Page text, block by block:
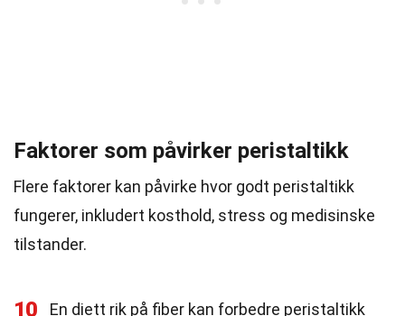
Faktorer som påvirker peristaltikk
Flere faktorer kan påvirke hvor godt peristaltikk
fungerer, inkludert kosthold, stress og medisinske
tilstander.
10
En diett rik på fiber kan forbedre peristaltikk